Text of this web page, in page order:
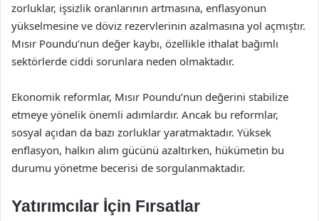
zorluklar, işsizlik oranlarının artmasına, enflasyonun
yükselmesine ve döviz rezervlerinin azalmasına yol açmıştır.
Mısır Poundu’nun değer kaybı, özellikle ithalat bağımlı
sektörlerde ciddi sorunlara neden olmaktadır.
Ekonomik reformlar, Mısır Poundu’nun değerini stabilize
etmeye yönelik önemli adımlardır. Ancak bu reformlar,
sosyal açıdan da bazı zorluklar yaratmaktadır. Yüksek
enflasyon, halkın alım gücünü azaltırken, hükümetin bu
durumu yönetme becerisi de sorgulanmaktadır.
Yatırımcılar İçin Fırsatlar